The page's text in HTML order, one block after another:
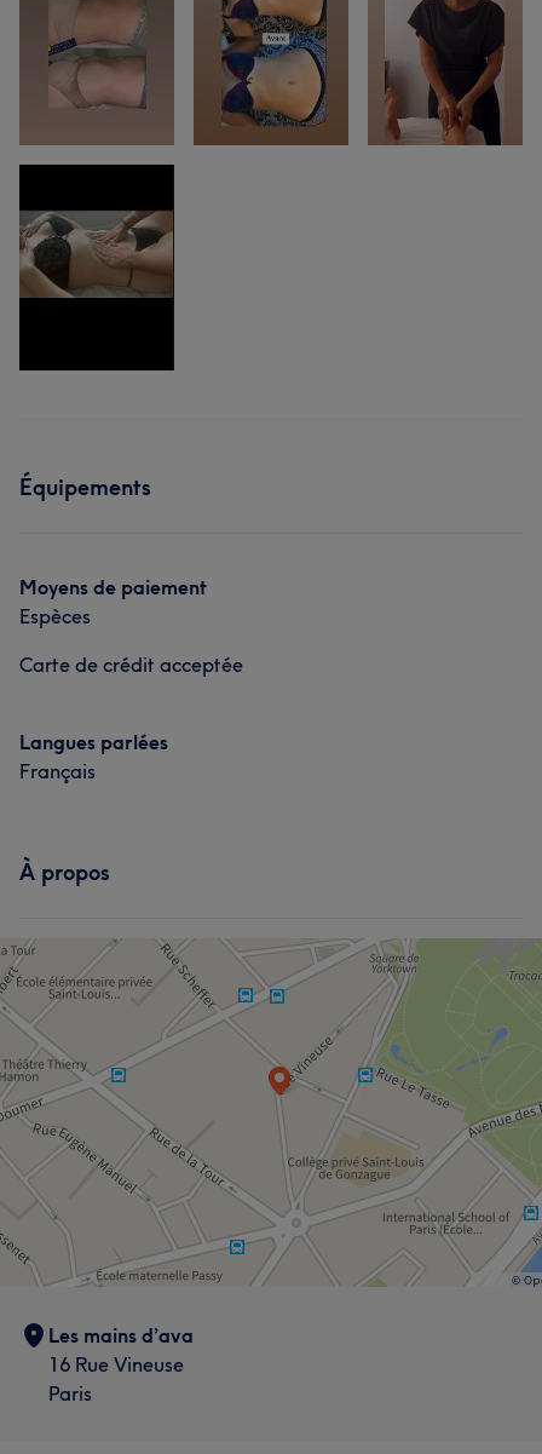
Équipements
Moyens de paiement
Espèces
Carte de crédit acceptée
Langues parlées
Français
À propos
Les mains d’ava
16 Rue Vineuse
Paris